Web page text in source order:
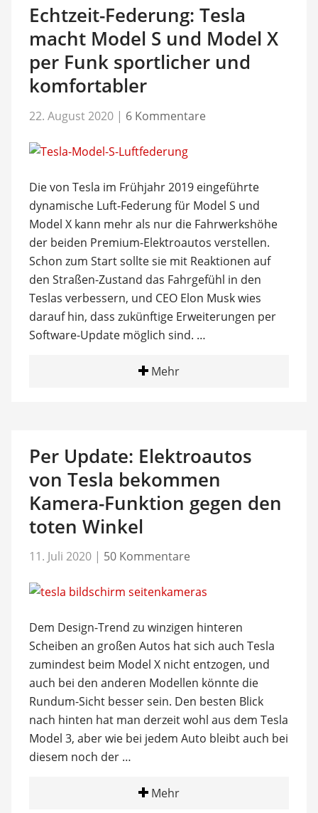
Echtzeit-Federung: Tesla
macht Model S und Model X
per Funk sportlicher und
komfortabler
22. August 2020 | 6 Kommentare
Die von Tesla im Frühjahr 2019 eingeführte
dynamische Luft-Federung für Model S und
Model X kann mehr als nur die Fahrwerkshöhe
der beiden Premium-Elektroautos verstellen.
Schon zum Start sollte sie mit Reaktionen auf
den Straßen-Zustand das Fahrgefühl in den
Teslas verbessern, und CEO Elon Musk wies
darauf hin, dass zukünftige Erweiterungen per
Software-Update möglich sind. …
Mehr
Per Update: Elektroautos
von Tesla bekommen
Kamera-Funktion gegen den
toten Winkel
11. Juli 2020 | 50 Kommentare
Dem Design-Trend zu winzigen hinteren
Scheiben an großen Autos hat sich auch Tesla
zumindest beim Model X nicht entzogen, und
auch bei den anderen Modellen könnte die
Rundum-Sicht besser sein. Den besten Blick
nach hinten hat man derzeit wohl aus dem Tesla
Model 3, aber wie bei jedem Auto bleibt auch bei
diesem noch der …
Mehr